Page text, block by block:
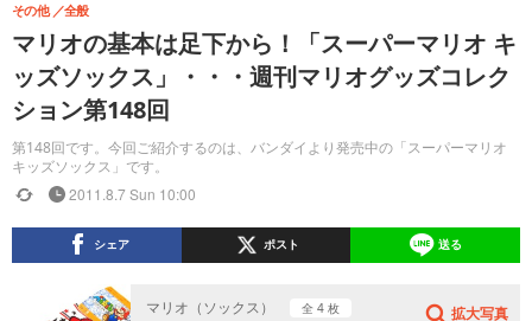
マリオの基本は足下から！「スーパーマリオ キ
ッズソックス」・・・週刊マリオグッズコレク
ション第148回
第148回です。今回ご紹介するのは、バンダイより発売中の「スーパーマリオ
キッズソックス」です。
その他 全般
2011.8.7 Sun 10:00
シェア ポスト 送る
マリオ（ソックス） 全 4 枚 拡大写真